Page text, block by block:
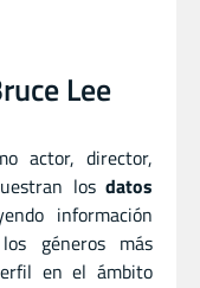
Lee
actor, director,
losdatos
información
géneros más
en el ámbito